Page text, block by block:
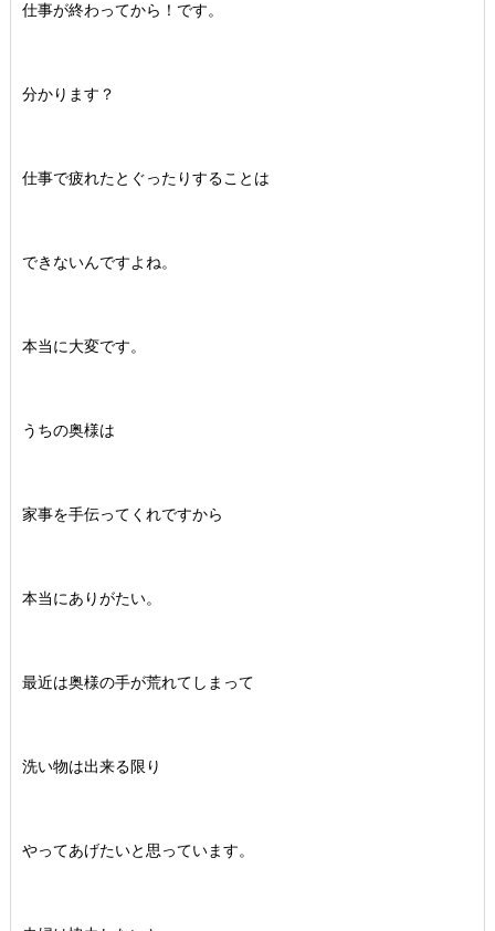
仕事が終わってから！です。
分かります？
仕事で疲れたとぐったりすることは
できないんですよね。
本当に大変です。
うちの奥様は
家事を手伝ってくれですから
本当にありがたい。
最近は奥様の手が荒れてしまって
洗い物は出来る限り
やってあげたいと思っています。